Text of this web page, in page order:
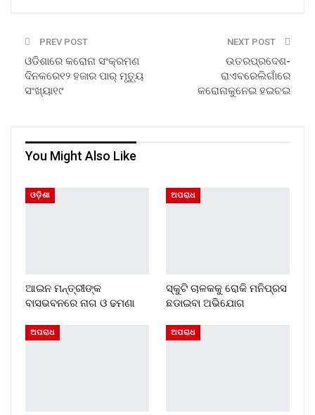
PREV POST
ଓଡିଶାରେ କରୋନା ସଂକ୍ରମଣ
ଦିନକରେ୧୨ ହଜାର ପାର୍‌ ମୃତ୍ୟୁ
ସଂଖ୍ୟା୧୯
NEXT POST
ଉତରପ୍ରଦେଶ-
ରାଏବରେଲିଗାଁରେ
କରୋନାକୁନେଇ ହଇଚଇ
You Might Also Like
ଓଡ଼ିଶା
ଆଇନ ମନ୍ତ୍ରୀଙ୍କ
ବାସଭବନରେ ନାଗ ଓ ଢମଣା
ଅପରାଧ
ସ୍କୁଟି ଚାଳକକୁ ରୋକି ମନିପ୍ରସ
ଛଡାଇବା ଅଭିଯୋଗ
ଅପରାଧ ଅପରାଧ